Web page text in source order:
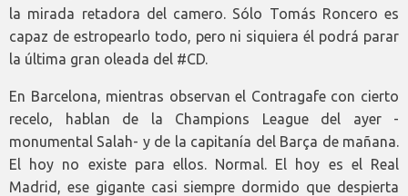
la mirada retadora del camero. Sólo Tomás Roncero es
capaz de estropearlo todo, pero ni siquiera él podrá parar
la última gran oleada del #CD.
En Barcelona, mientras observan el Contragafe con cierto
recelo, hablan de la Champions League del ayer -
monumental Salah- y de la capitanía del Barça de mañana.
El hoy no existe para ellos. Normal. El hoy es el Real
Madrid, ese gigante casi siempre dormido que despierta